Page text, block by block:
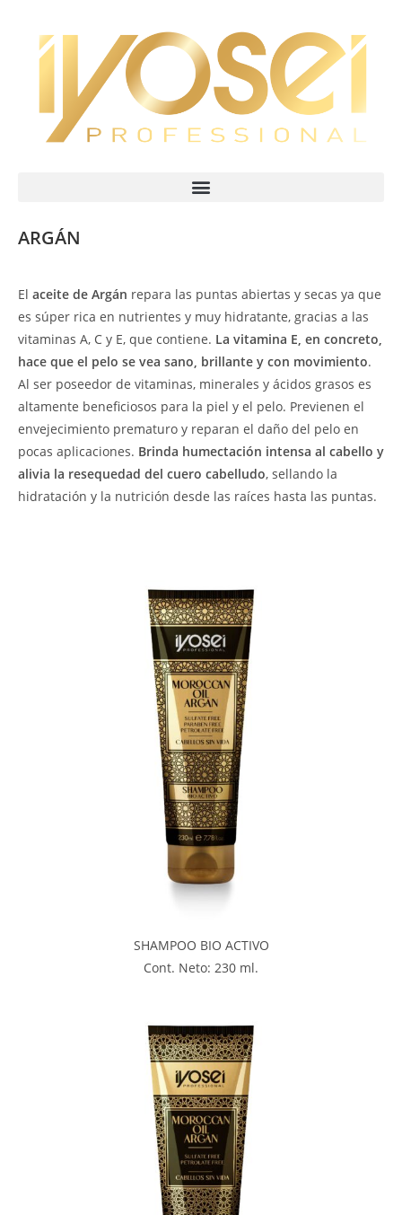
ARGÁN
El aceite de Argán repara las puntas abiertas y secas ya que
es súper rica en nutrientes y muy hidratante, gracias a las
vitaminas A, C y E, que contiene. La vitamina E, en concreto,
hace que el pelo se vea sano, brillante y con movimiento.
Al ser poseedor de vitaminas, minerales y ácidos grasos es
altamente beneficiosos para la piel y el pelo. Previenen el
envejecimiento prematuro y reparan el daño del pelo en
pocas aplicaciones. Brinda humectación intensa al cabello y
alivia la resequedad del cuero cabelludo, sellando la
hidratación y la nutrición desde las raíces hasta las puntas.
SHAMPOO BIO ACTIVO
Cont. Neto: 230 ml.